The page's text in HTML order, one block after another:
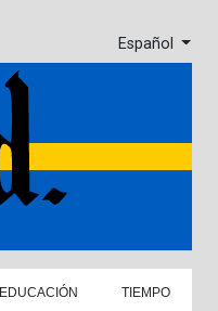
Español
EDUCACIÓN TIEMPO